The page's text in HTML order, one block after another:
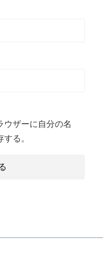
ウザーに自分の名
る。